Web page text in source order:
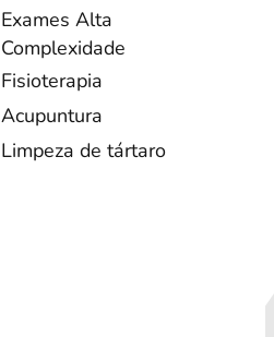
Exames Alta
Complexidade
Fisioterapia
Acupuntura
Limpeza de tártaro